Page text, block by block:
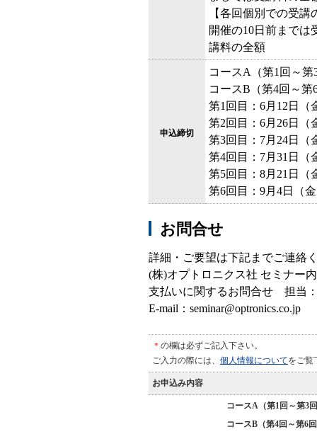
【各回個別での受講
開催の10日前までは
講料の全額
申込締切
コースA（第1回～
コースB（第4回～第
第1回目：6月12日（
第2回目：6月26日（
第3回目：7月24日（
第4回目：7月31日（
第5回目：8月21日（
第6回目：9月4日（
お問合せ
詳細・ご要望は下記までご連絡
(株)オプトロニクス社 セミナー
支払いに関するお問合せ 担当
E-mail：seminar@optronics.co.jp
＊ の欄は必ずご記入下さい。
ご入力の際には、 個人情報についてをご覧
お申込み内容
コースA（第1回～第3
コースB（第4回～第6